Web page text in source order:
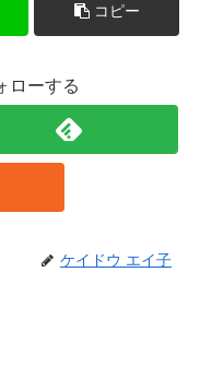
コピー
ローする
ケイドウ エイ子